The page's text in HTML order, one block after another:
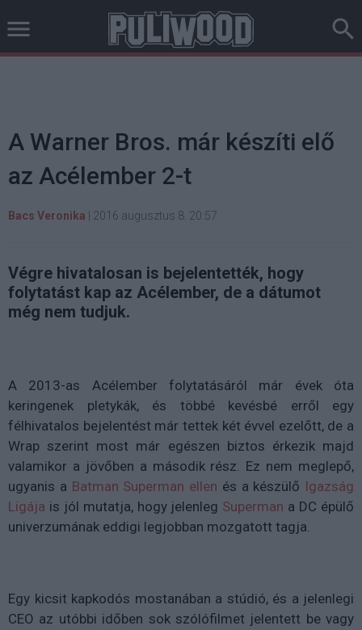
A Warner Bros. már készíti elő
az Acélember 2-t
Bacs Veronika 2016 augusztus 8. 20:57
Végre hivatalosan is bejelentették, hogy
folytatást kap az Acélember, de a dátumot
még nem tudjuk.
A 2013-as Acélember folytatásáról már évek óta
keringenek pletykák, és többé kevésbé erről egy
félhivatalos bejelentést már tettek két évvel ezelőtt, de a
Wrap szerint most már egészen biztos érkezik majd
valamikor a jövőben a második rész. Ez nem meglepő,
ugyanis a Batman Superman ellen és a készülő Igazság
Ligája is jól mutatja, hogy jelenleg Superman a DC épülő
univerzumának eddigi legjobban mozgatott tagja.
Egy kicsit kapkodós mostanában a stúdió, és a jelenlegi
CEO az utóbbi időben sok szólófilmet jelentett be vagy